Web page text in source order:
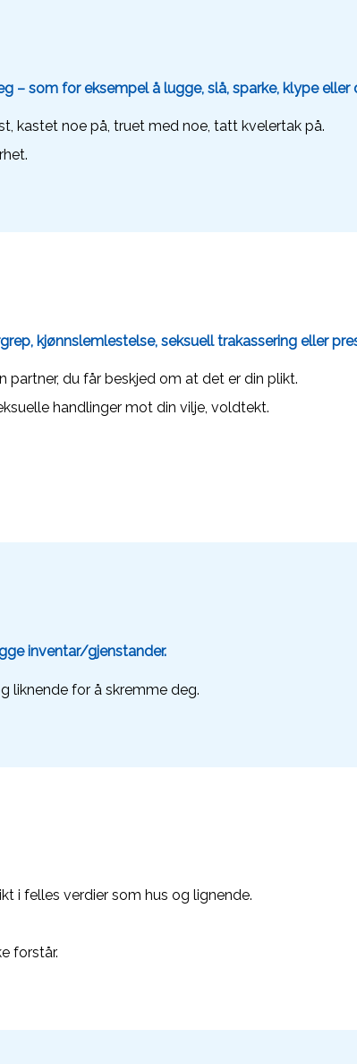
– som for eksempel å lugge, slå, sparke, klype eller
kastet noe på, truet med noe, tatt kvelertak på.
kjønnslemlestelse, seksuell trakassering eller
partner, du får beskjed om at det er din plikt.
handlinger mot din vilje, voldtekt.
inventar/gjenstander.
liknende for å skremme deg.
i felles verdier som hus og lignende.
forstår.